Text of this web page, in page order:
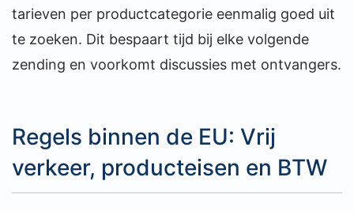
tarieven per productcategorie eenmalig goed uit
te zoeken. Dit bespaart tijd bij elke volgende
zending en voorkomt discussies met ontvangers.
Regels binnen de EU: Vrij
verkeer, producteisen en BTW